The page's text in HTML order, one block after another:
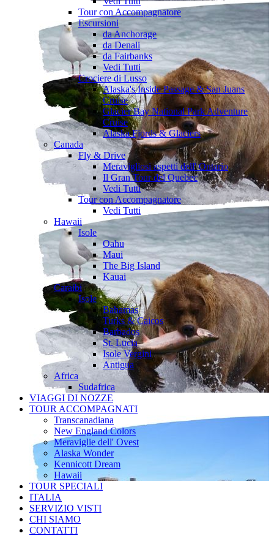
Tour con Accompagnatore
Escursioni
da Anchorage
da Denali
da Fairbanks
Vedi Tutti
Crociere di Lusso
Alaska's Inside Passage & San Juans
Cruise
Glacier Bay National Park Adventure
Cruise
Alaska Fjords & Glaciers
Canada
Fly & Drive
Meravigliosi aspetti dell' Ontario
Il Gran Tour del Quebec
Vedi Tutti
Tour con Accompagnatore
Vedi Tutti
Hawaii
Isole
Oahu
Maui
The Big Island
Kauai
Caraibi
Isole
Bahamas
Turks & Caicos
Barbados
St. Lucia
Isole Vergini
Antigua
Africa
Sudafrica
VIAGGI DI NOZZE
TOUR ACCOMPAGNATI
Transcanadiana
New England Colors
Meraviglie dell' Ovest
Alaska Wonder
Kennicott Dream
Hawaii
TOUR SPECIALI
ITALIA
SERVIZIO VISTI
CHI SIAMO
CONTATTI